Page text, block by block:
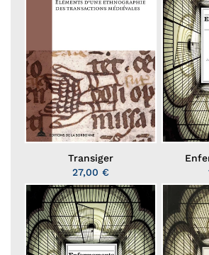
Transiger
27,00 €